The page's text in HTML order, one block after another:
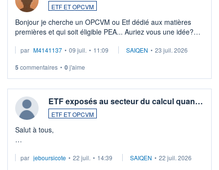
ETF ET OPCVM
Bonjour je cherche un OPCVM ou Etf dédié aux matières
premières et qui soit éligible PEA... Auriez vous une idée?
par M4141137 • 09 juil. • 11:09 SAIQEN • 23 juil. 2026
5 commentaires • 0j'aime
ETF exposés au secteur du calcul quan…
ETF ET OPCVM
Salut à tous,
via un ETF plutôt que des actions individuelles.
par jeboursicote • 22 juil. • 14:39 SAIQEN • 22 juil. 2026